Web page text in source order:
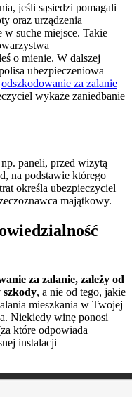
jeśli sąsiedzi pomagali
oraz urządzenia
w suche miejsce. Takie
o mienie. W dalszej
ubezpieczeniowa
odszkodowanie za zalanie
wykaże zaniedbanie
paneli, przed wizytą
na podstawie którego
określa ubezpieczyciel
majątkowy.
za zalanie, zależy od
szkody, a nie od tego, jakie
mieszkania w Twojej
Niekiedy winę ponosi
które odpowiada
instalacji